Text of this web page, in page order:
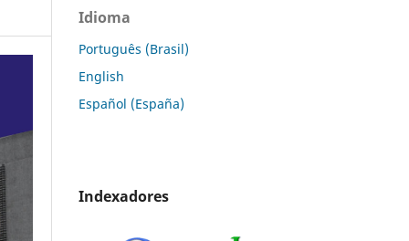
Idioma
Português (Brasil)
English
Español (España)
Indexadores